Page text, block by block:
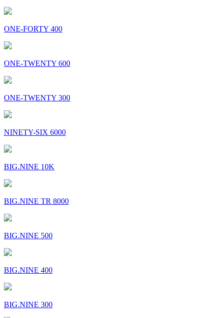
ONE-FORTY 400
ONE-TWENTY 600
ONE-TWENTY 300
NINETY-SIX 6000
BIG.NINE 10K
BIG.NINE TR 8000
BIG.NINE 500
BIG.NINE 400
BIG.NINE 300